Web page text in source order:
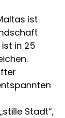
ist
in 25
Stadt“,